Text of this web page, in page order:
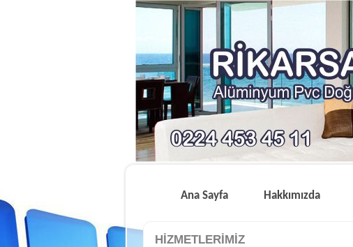
Ana Sayfa Hakkımızda
HİZMETLERİMİZ